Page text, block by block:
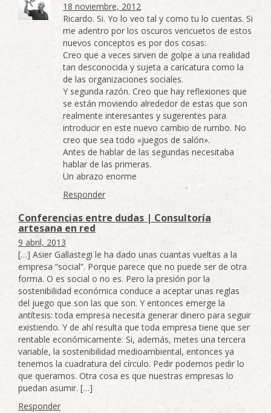
18 noviembre, 2012
Ricardo. Si. Yo lo veo tal y como tu lo cuentas. Si
me adentro por los oscuros vericuetos de estos
nuevos conceptos es por dos cosas:
Creo que a veces sirven de golpe a una realidad
tan desconocida y sujeta a caricatura como la
de las organizaciones sociales.
Y segunda razón. Creo que hay reflexiones que
se están moviendo alrededor de estas que son
realmente interesantes y sugerentes para
introducir en este nuevo cambio de rumbo. No
creo que sea todo «juegos de salón».
Antes de hablar de las segundas necesitaba
hablar de las primeras.
Un abrazo enorme
Responder
Conferencias entre dudas | Consultoría
artesana en red
9 abril, 2013
[…] Asier Gallastegi le ha dado unas cuantas vueltas a la
empresa “social”. Porque parece que no puede ser de otra
forma. O es social o no es. Pero la presión por la
sostenibilidad económica conduce a aceptar unas reglas
del juego que son las que son. Y entonces emerge la
antítesis: toda empresa necesita generar dinero para seguir
existiendo. Y de ahí resulta que toda empresa tiene que ser
rentable económicamente. Si, además, metes una tercera
variable, la sostenibilidad medioambiental, entonces ya
tenemos la cuadratura del círculo. Pedir podemos pedir lo
que queramos. Otra cosa es que nuestras empresas lo
puedan asumir. […]
Responder